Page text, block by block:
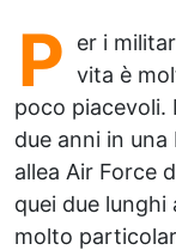
P
er i
vita è
poco piacevoli.
due anni in una
allea Air Force
quei due lunghi
molto